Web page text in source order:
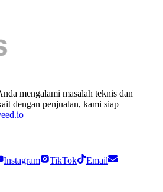
mengalami masalah teknis dan
dengan penjualan, kami siap
Instagram TikTok Email